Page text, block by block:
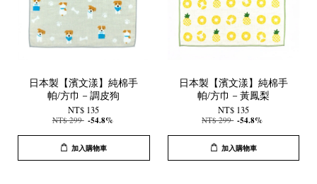
日本製【濱文漾】純棉手
帕/方巾－調皮狗
NT$ 135
NT$ 299 -54.8%
加入購物車
日本製【濱文漾】純棉手
帕/方巾－黃鳳梨
NT$ 135
NT$ 299 -54.8%
加入購物車